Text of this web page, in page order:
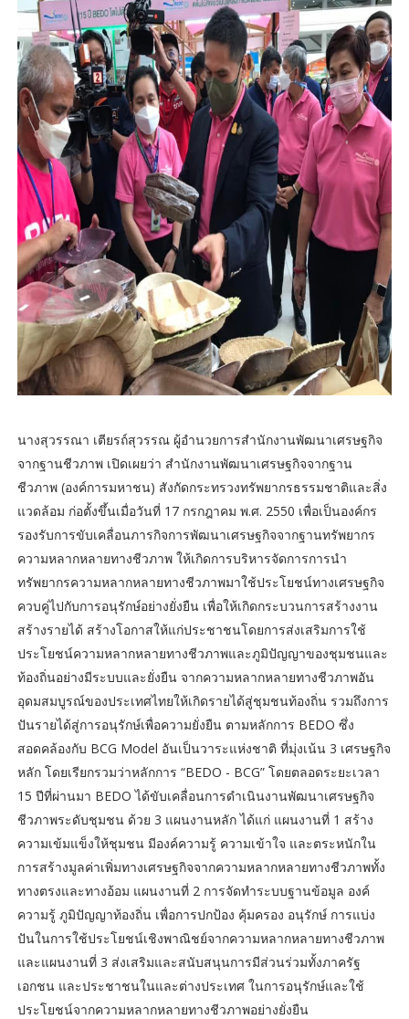
นางสุวรรณา เตียรถ์สุวรรณ ผู้อำนวยการสำนักงานพัฒนาเศรษฐกิจ
จากฐานชีวภาพ เปิดเผยว่า สำนักงานพัฒนาเศรษฐกิจจากฐาน
ชีวภาพ (องค์การมหาชน) สังกัดกระทรวงทรัพยากรธรรมชาติและสิ่ง
แวดล้อม ก่อตั้งขึ้นเมื่อวันที่ 17 กรกฎาคม พ.ศ. 2550 เพื่อเป็นองค์กร
รองรับการขับเคลื่อนภารกิจการพัฒนาเศรษฐกิจจากฐานทรัพยากร
ความหลากหลายทางชีวภาพ ให้เกิดการบริหารจัดการการนำ
ทรัพยากรความหลากหลายทางชีวภาพมาใช้ประโยชน์ทางเศรษฐกิจ
ควบคู่ไปกับการอนุรักษ์อย่างยั่งยืน เพื่อให้เกิดกระบวนการสร้างงาน
สร้างรายได้ สร้างโอกาสให้แก่ประชาชนโดยการส่งเสริมการใช้
ประโยชน์ความหลากหลายทางชีวภาพและภูมิปัญญาของชุมชนและ
ท้องถิ่นอย่างมีระบบและยั่งยืน จากความหลากหลายทางชีวภาพอัน
อุดมสมบูรณ์ของประเทศไทยให้เกิดรายได้สู่ชุมชนท้องถิ่น รวมถึงการ
ปันรายได้สู่การอนุรักษ์เพื่อความยั่งยืน ตามหลักการ BEDO ซึ่ง
สอดคล้องกับ BCG Model อันเป็นวาระแห่งชาติ ที่มุ่งเน้น 3 เศรษฐกิจ
หลัก โดยเรียกรวมว่าหลักการ “BEDO - BCG” โดยตลอดระยะเวลา
15 ปีที่ผ่านมา BEDO ได้ขับเคลื่อนการดำเนินงานพัฒนาเศรษฐกิจ
ชีวภาพระดับชุมชน ด้วย 3 แผนงานหลัก ได้แก่ แผนงานที่ 1 สร้าง
ความเข้มแข็งให้ชุมชน มีองค์ความรู้ ความเข้าใจ และตระหนักใน
การสร้างมูลค่าเพิ่มทางเศรษฐกิจจากความหลากหลายทางชีวภาพทั้ง
ทางตรงและทางอ้อม แผนงานที่ 2 การจัดทำระบบฐานข้อมูล องค์
ความรู้ ภูมิปัญญาท้องถิ่น เพื่อการปกป้อง คุ้มครอง อนุรักษ์ การแบ่ง
ปันในการใช้ประโยชน์เชิงพาณิชย์จากความหลากหลายทางชีวภาพ
และแผนงานที่ 3 ส่งเสริมและสนับสนุนการมีส่วนร่วมทั้งภาครัฐ
เอกชน และประชาชนในและต่างประเทศ ในการอนุรักษ์และใช้
ประโยชน์จากความหลากหลายทางชีวภาพอย่างยั่งยืน